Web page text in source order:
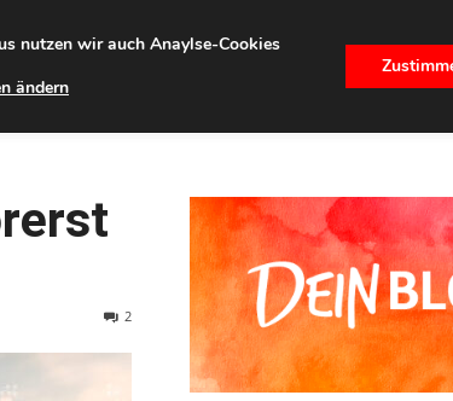
FIRMENKUNDEN
2
nutzen wir auch Anaylse-Cookies
ändern